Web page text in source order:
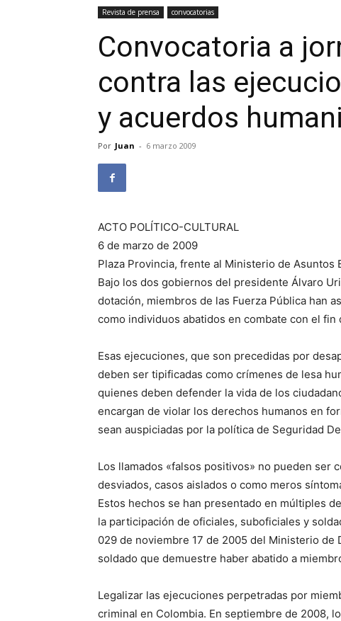
Revista de prensa convocatorias
Convocatoria a
contra las
y acuerdos
Por Juan - 6 marzo 2009
ACTO POLÍTICO-CULTURAL
6 de marzo de 2009
Plaza Provincia, frente al Ministerio de Asuntos
Bajo los dos gobiernos del presidente Álvaro
dotación, miembros de las Fuerza Pública han
como individuos abatidos en combate con el
Esas ejecuciones, que son precedidas por
deben ser tipificadas como crímenes de lesa
quienes deben defender la vida de los
encargan de violar los derechos humanos en
sean auspiciadas por la política de Seguridad
Los llamados «falsos positivos» no pueden ser
desviados, casos aislados o como meros
Estos hechos se han presentado en múltiples
la participación de oficiales, suboficiales y
029 de noviembre 17 de 2005 del Ministerio
soldado que demuestre haber abatido a
Legalizar las ejecuciones perpetradas por
criminal en Colombia. En septiembre de 2008,